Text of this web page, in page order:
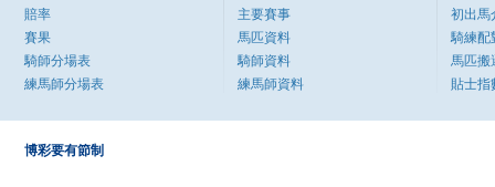
賠率
賽果
騎師分場表
練馬師分場表
主要賽事
馬匹資料
騎師資料
練馬師資料
初出馬
騎練配
馬匹搬
貼士指
博彩要有節制